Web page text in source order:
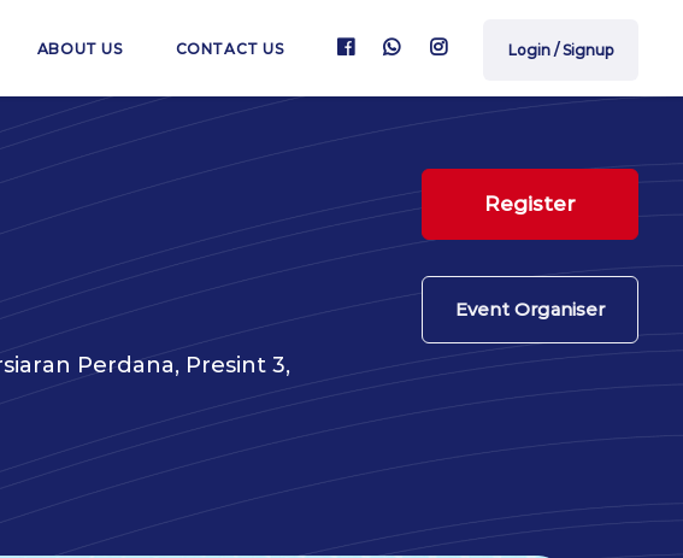
ABOUT US CONTACT US Login / Signup
Register
Event Organiser
Perdana, Presint 3,